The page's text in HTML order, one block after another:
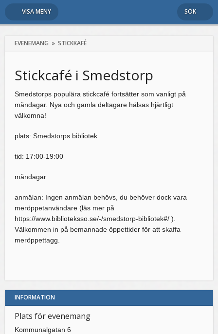
VISA MENY SÖK
EVENEMANG » STICKKAFÉ
Stickcafé i Smedstorp
Smedstorps populära stickcafé fortsätter som vanligt på
måndagar. Nya och gamla deltagare hälsas hjärtligt
välkomna!
plats: Smedstorps bibliotek
tid: 17:00-19:00
måndagar
anmälan: Ingen anmälan behövs, du behöver dock vara
meröppetanvändare (läs mer på
https://www.biblioteksso.se/-/smedstorp-bibliotek#/ ).
Välkommen in på bemannade öppettider för att skaffa
meröppettagg.
INFORMATION
Plats för evenemang
Kommunalgatan 6